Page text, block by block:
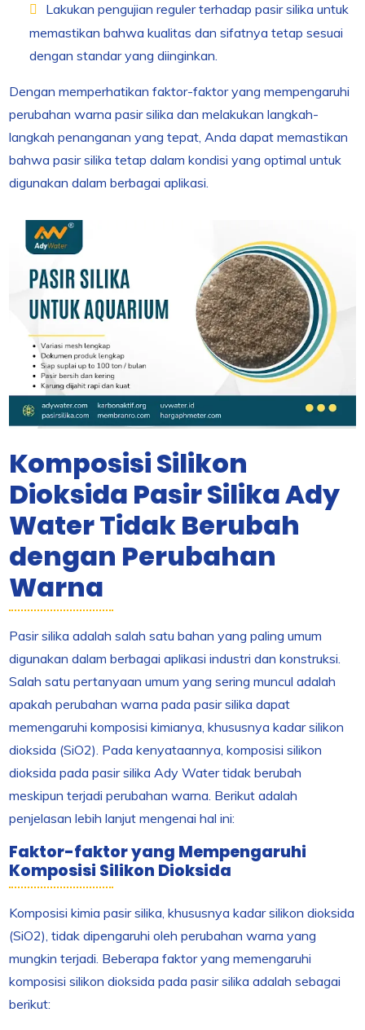
Lakukan pengujian reguler terhadap pasir silika untuk
memastikan bahwa kualitas dan sifatnya tetap sesuai
dengan standar yang diinginkan.
Dengan memperhatikan faktor-faktor yang mempengaruhi
perubahan warna pasir silika dan melakukan langkah-
langkah penanganan yang tepat, Anda dapat memastikan
bahwa pasir silika tetap dalam kondisi yang optimal untuk
digunakan dalam berbagai aplikasi.
Komposisi Silikon
Dioksida Pasir Silika Ady
Water Tidak Berubah
dengan Perubahan
Warna
Pasir silika adalah salah satu bahan yang paling umum
digunakan dalam berbagai aplikasi industri dan konstruksi.
Salah satu pertanyaan umum yang sering muncul adalah
apakah perubahan warna pada pasir silika dapat
memengaruhi komposisi kimianya, khususnya kadar silikon
dioksida (SiO2). Pada kenyataannya, komposisi silikon
dioksida pada pasir silika Ady Water tidak berubah
meskipun terjadi perubahan warna. Berikut adalah
penjelasan lebih lanjut mengenai hal ini:
Faktor-faktor yang Mempengaruhi
Komposisi Silikon Dioksida
Komposisi kimia pasir silika, khususnya kadar silikon dioksida
(SiO2), tidak dipengaruhi oleh perubahan warna yang
mungkin terjadi. Beberapa faktor yang memengaruhi
komposisi silikon dioksida pada pasir silika adalah sebagai
berikut: